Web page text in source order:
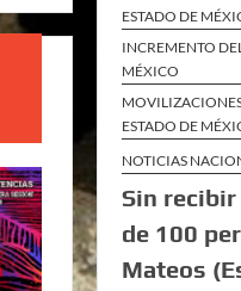
ESTADO DE
INCREMENTO
MÉXICO
MOVILIZACIONES
ESTADO DE
NOTICIAS
Sin
de 100
Mateos